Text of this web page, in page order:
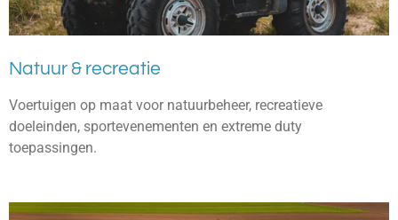
Natuur & recreatie
Voertuigen op maat voor natuurbeheer, recreatieve
doeleinden, sportevenementen en extreme duty
toepassingen.